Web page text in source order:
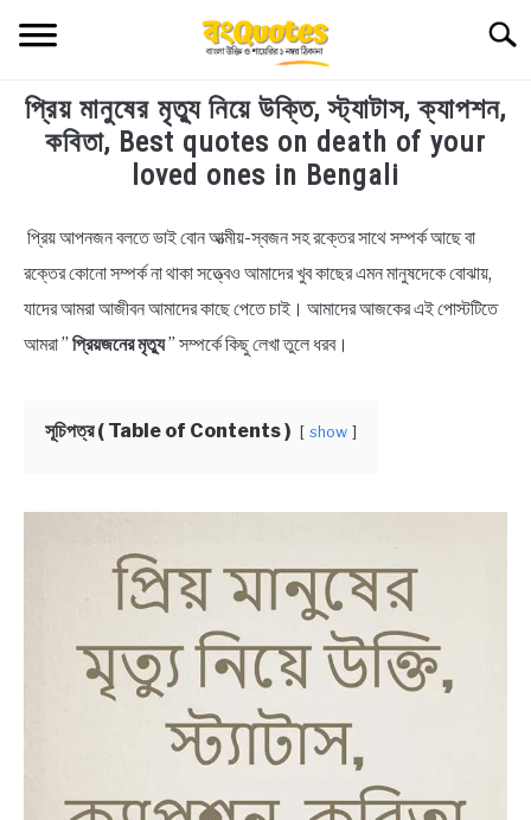
TECHNOLOGY
HEALTH & LIFESTYLE
BIOGRAPHY
EDUCATIONAL
QUOTES & CAPTIONS
NEWS
BENGALI LYRICS
BENGALI NAMES
প্রিয় মানুষের মৃত্যু নিয়ে উক্তি, স্ট্যাটাস, ক্যাপশন,
কবিতা, Best quotes on death of your
loved ones in Bengali
in
Bengali
Quotes
Status
প্রিয় আপনজন বলতে ভাই বোন আত্মীয়-স্বজন সহ রক্তের সাথে সম্পর্ক আছে বা
রক্তের কোনো সম্পর্ক না থাকা সত্ত্বেও আমাদের খুব কাছের এমন মানুষদেকে বোঝায়,
যাদের আমরা আজীবন আমাদের কাছে পেতে চাই। আমাদের আজকের এই পোস্টটিতে
আমরা ” প্রিয়জনের মৃত্যু” সম্পর্কে কিছু লেখা তুলে ধরব।
সূচিপত্র ( Table of Contents ) show